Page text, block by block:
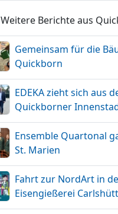
Weitere Berichte aus
Gemeinsam für die
Quickborn
EDEKA zieht sich aus
Quickborner
Ensemble Quartonal
St. Marien
Fahrt zur NordArt in
Eisengießerei